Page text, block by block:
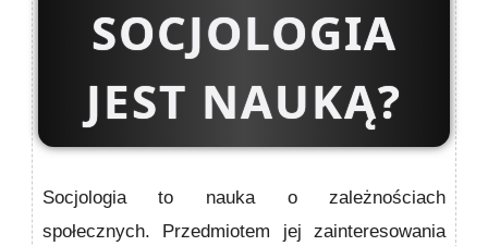
SOCJOLOGIA
JEST NAUKĄ?
Socjologia to nauka o zależnościach
społecznych. Przedmiotem jej zainteresowania